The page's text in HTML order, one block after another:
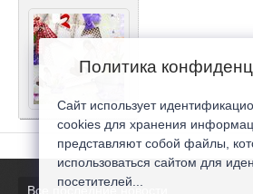
Все последние новости
Политика
Сайт использует
cookies для хранения
представляют собой файлы,
использоваться сайтом для
посетителей...